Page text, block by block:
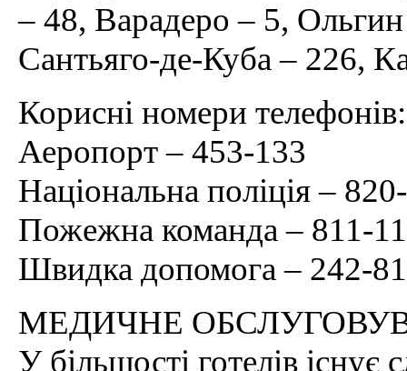
– 48, Варадеро – 5,
Сантьяго-де-Куба – 226,
Корисні номери телефонів:
Аеропорт – 453-133
Національна поліція –
Пожежна команда – 811-
Швидка допомога – 242-
МЕДИЧНЕ
У більшості готелів